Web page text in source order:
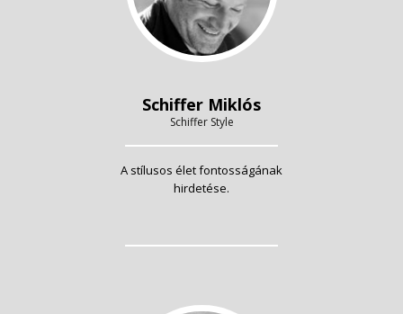
Schiffer Miklós
Schiffer Style
A stílusos élet fontosságának
hirdetése.